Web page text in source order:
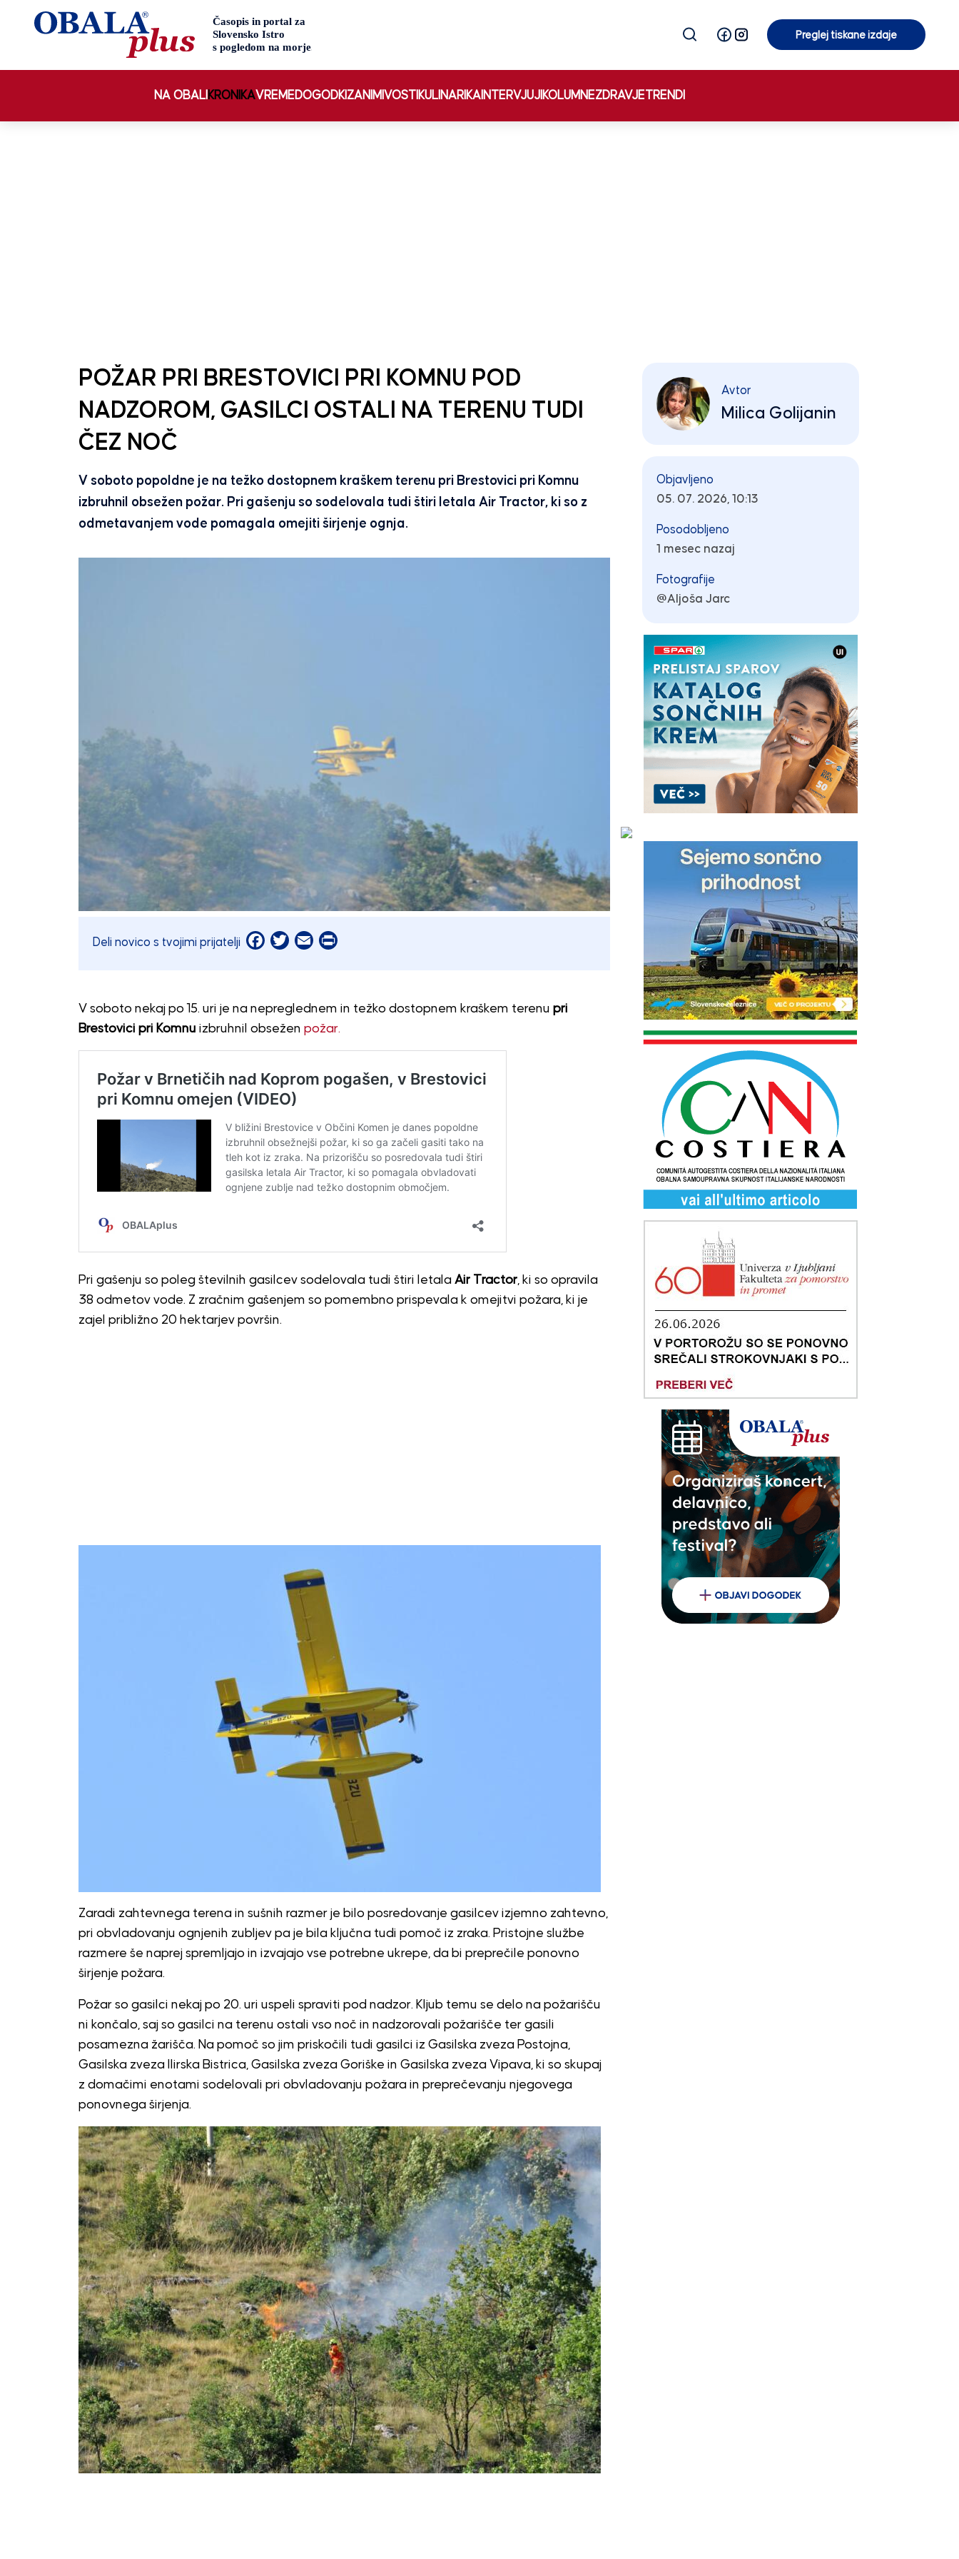
Preglej tiskane izdaje
NA OBALI KRONIKAVREMEDOGODKIZANIMIVOSTI KULINARIKA INTERVJUJI KOLUMNEZDRAVJETRENDI
POŽAR PRI BRESTOVICI PRI KOMNU POD
NADZOROM, GASILCI OSTALI NA TERENU TUDI
ČEZ NOČ
V soboto popoldne je na težko dostopnem kraškem terenu pri Brestovici pri Komnu
izbruhnil obsežen požar. Pri gašenju so sodelovala tudi štiri letala Air Tractor, ki so z
odmetavanjem vode pomagala omejiti širjenje ognja.
Deli novico s tvojimi prijatelji Facebook
Twitter
EmailPrint
V soboto nekaj po 15. uri je na nepreglednem in težko dostopnem kraškem terenu pri
Brestovici pri Komnu izbruhnil obsežen požar.
Pri gašenju so poleg številnih gasilcev sodelovala tudi štiri letala Air Tractor, ki so opravila
38 odmetov vode. Z zračnim gašenjem so pomembno prispevala k omejitvi požara, ki je
zajel približno 20 hektarjev površin.
Zaradi zahtevnega terena in sušnih razmer je bilo posredovanje gasilcev izjemno zahtevno,
pri obvladovanju ognjenih zubljev pa je bila ključna tudi pomoč iz zraka. Pristojne službe
razmere še naprej spremljajo in izvajajo vse potrebne ukrepe, da bi preprečile ponovno
širjenje požara.
Požar so gasilci nekaj po 20. uri uspeli spraviti pod nadzor. Kljub temu se delo na požarišču
ni končalo, saj so gasilci na terenu ostali vso noč in nadzorovali požarišče ter gasili
posamezna žarišča. Na pomoč so jim priskočili tudi gasilci iz Gasilska zveza Postojna,
Gasilska zveza Ilirska Bistrica, Gasilska zveza Goriške in Gasilska zveza Vipava, ki so skupaj
z domačimi enotami sodelovali pri obvladovanju požara in preprečevanju njegovega
ponovnega širjenja.
Avtor
Milica Golijanin
Objavljeno
05. 07. 2026, 10:13
Posodobljeno
1 mesec nazaj
Fotografije
@Aljoša Jarc